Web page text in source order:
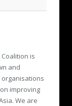
Coalition is
and
improving
We are